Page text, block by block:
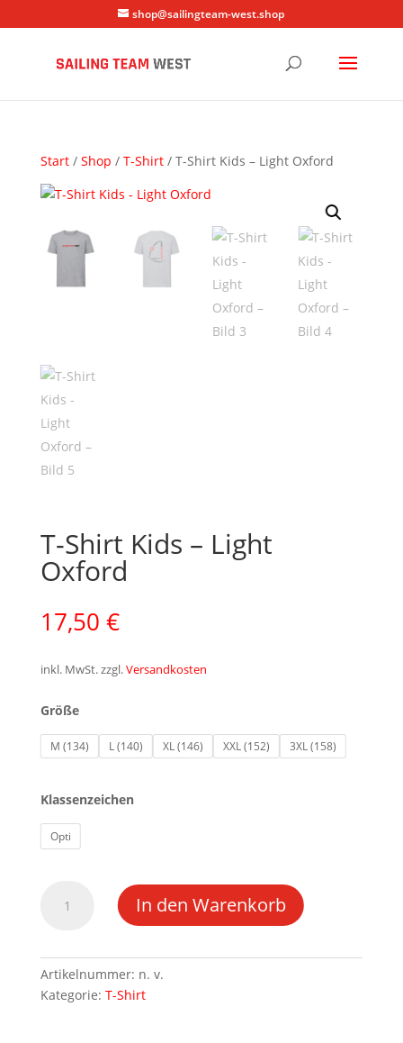
shop@sailingteam-west.shop
Start/ Shop / T-Shirt/ T-Shirt Kids – Light Oxford
T-Shirt Kids – Light
Oxford
17,50 €
inkl. MwSt.zzgl.Versandkosten
Größe
M (134) L (140) XL (146) XXL (152) 3XL (158)
Klassenzeichen
Opti
Shirt
Light
Oxford
In den Warenkorb
Artikelnummer: n. v.
Kategorie: T-Shirt